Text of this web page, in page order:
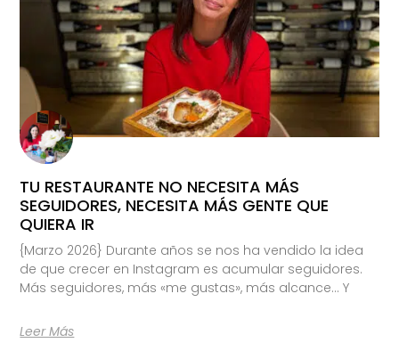
TU RESTAURANTE NO NECESITA MÁS
SEGUIDORES, NECESITA MÁS GENTE QUE
QUIERA IR
{Marzo 2026} Durante años se nos ha vendido la idea
de que crecer en Instagram es acumular seguidores.
Más seguidores, más «me gustas», más alcance… Y
Leer Más